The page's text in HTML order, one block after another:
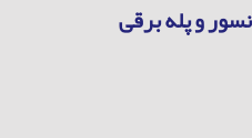
و پله برقی